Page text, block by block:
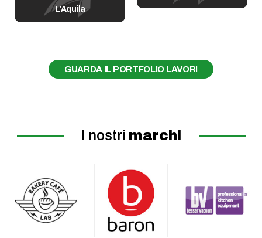
GUARDA IL PORTFOLIO LAVORI
I nostri marchi